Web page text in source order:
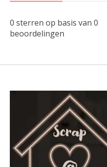
0 sterren op basis van 0
beoordelingen